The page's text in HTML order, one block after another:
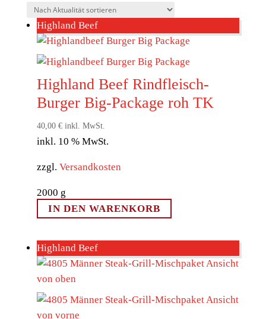
Aktualität
Highland Beef
Highland Beef Rindfleisch-
Burger Big-Package roh TK
40,00 € inkl. MwSt.
inkl. 10 % MwSt.
zzgl. Versandkosten
2000 g
IN DEN WARENKORB
Highland Beef